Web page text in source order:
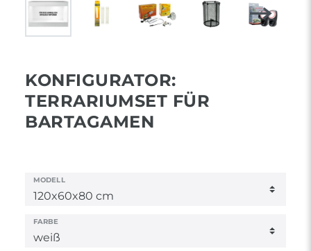
KONFIGURATOR:
TERRARIUMSET FÜR
BARTAGAMEN
MODELL
FARBE